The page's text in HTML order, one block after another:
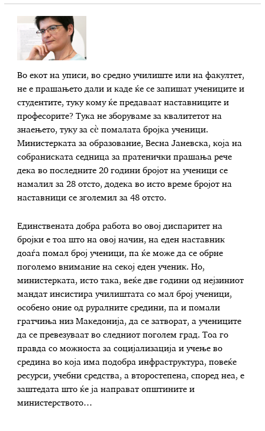
Во екот на уписи, во средно училиште или на факултет,
не е прашањето дали и каде ќе се запишат учениците и
студентите, туку кому ќе предаваат наставниците и
професорите? Тука не зборуваме за квалитетот на
знаењето, туку за сѐ помалата бројка ученици.
Mинистерката за образование, Весна Јаневска, која на
собраниската седница за пратенички прашања рече
дека во последните 20 години бројот на ученици се
намалил за 28 отсто, додека во исто време бројот на
наставници се зголемил за 48 отсто.
Единствената добра работа во овој диспаритет на
бројки е тоа што на овој начин, на еден наставник
доаѓа помал број ученици, па ќе може да се обрне
поголемо внимание на секој еден ученик. Но,
министерката, исто така, веќе две години од нејзиниот
мандат инсистира училиштата со мал број ученици,
особено оние од руралните средини, па и помали
гратчиња низ Македонија, да се затворат, а учениците
да се превезуваат во следниот поголем град. Тоа го
правда со можноста за социјализација и учење во
средина во која има подобра инфраструктура, повеќе
ресурси, учебни средства, а второстепена, според неа, е
заштедата што ќе ја направат општините и
министерството…